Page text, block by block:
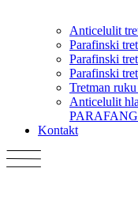
Anticelulit
Parafinski
Parafinski
Parafinski
Tretman
Anticelulit
Kontakt